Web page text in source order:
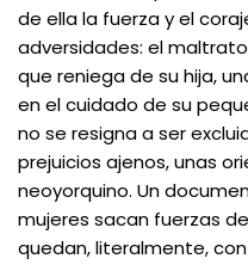
de ella la fuerza y el
adversidades: el
que reniega de su hija,
en el cuidado de su
no se resigna a ser
prejuicios ajenos, unas
neoyorquino. Un
mujeres sacan fuerzas
quedan, literalmente,